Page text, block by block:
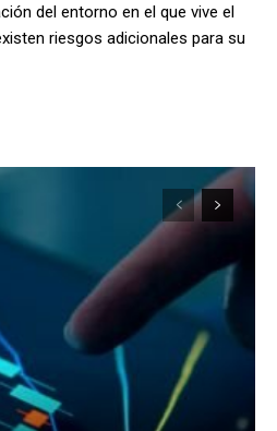
del entorno en el que vive el
riesgos adicionales para su